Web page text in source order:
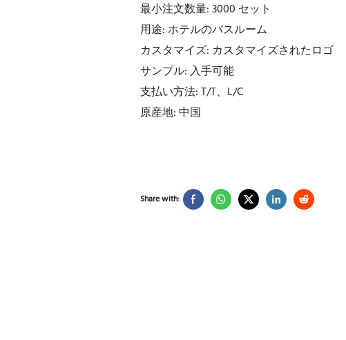
最小注文数量: 3000 セット
用途: ホテルのバスルーム
カスタマイズ: カスタマイズされたロゴ
サンプル: 入手可能
支払い方法: T/T、L/C
原産地: 中国
Share with: